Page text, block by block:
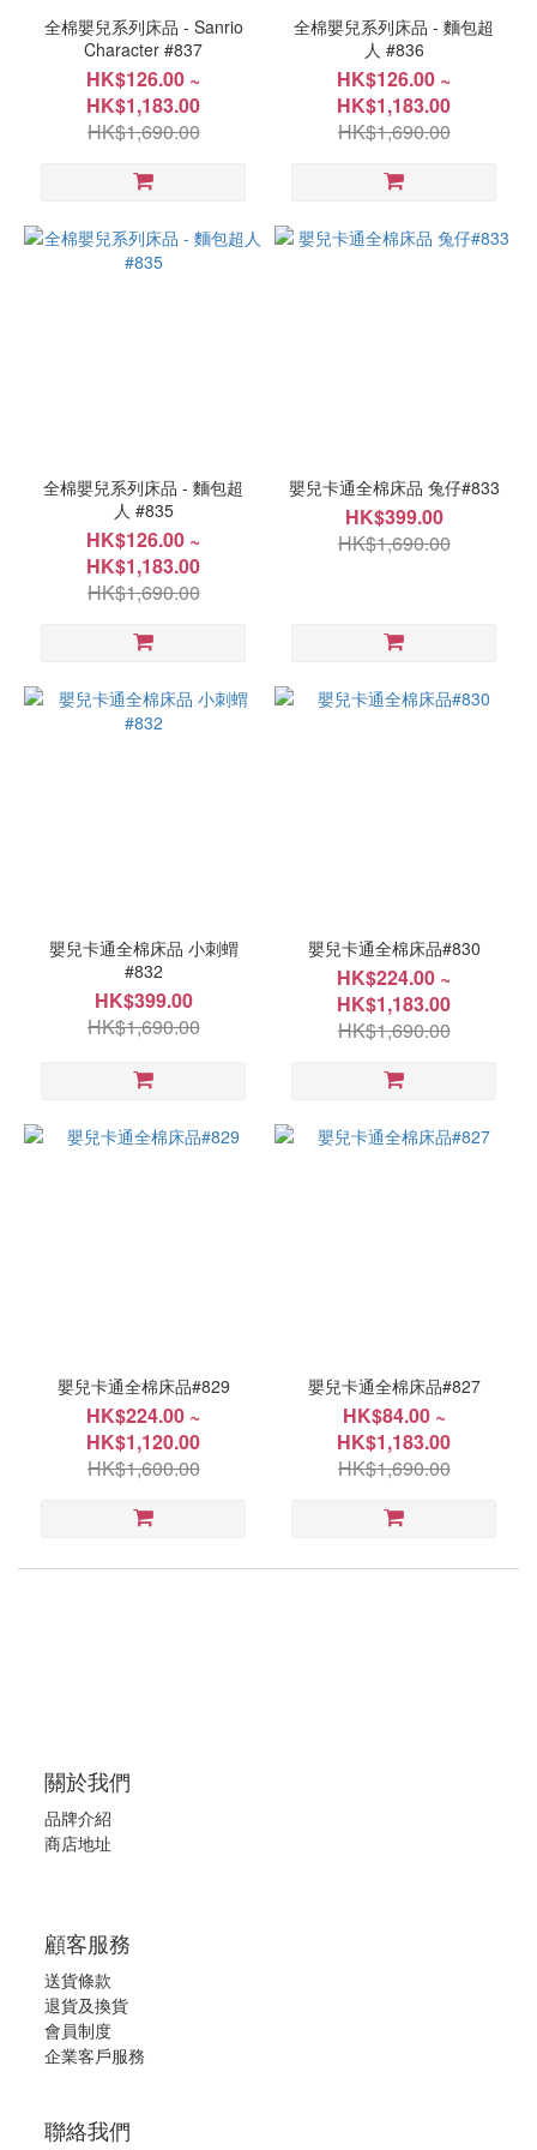
88x127cm(35"x50")
10x48cm(4"x19")
30x396cm(12"x156")
全棉嬰兒系列床品 - Sanrio
Character #837
HK$126.00 ~
HK$1,183.00
HK$1,690.00
全棉嬰兒系列床品 - 麵包超
人 #836
HK$126.00 ~
HK$1,183.00
HK$1,690.00
全棉嬰兒系列床品 - 麵包超
人 #835
HK$126.00 ~
HK$1,183.00
HK$1,690.00
嬰兒卡通全棉床品 兔仔#833
HK$399.00
HK$1,690.00
嬰兒卡通全棉床品 小刺蝟
#832
HK$399.00
HK$1,690.00
嬰兒卡通全棉床品#830
HK$224.00 ~
HK$1,183.00
HK$1,690.00
嬰兒卡通全棉床品#829
HK$224.00 ~
HK$1,120.00
HK$1,600.00
嬰兒卡通全棉床品#827
HK$84.00 ~
HK$1,183.00
HK$1,690.00
關於我們
品牌介紹
商店地址
顧客服務
送貨條款
退貨及換貨
會員制度
企業客戶服務
聯絡我們